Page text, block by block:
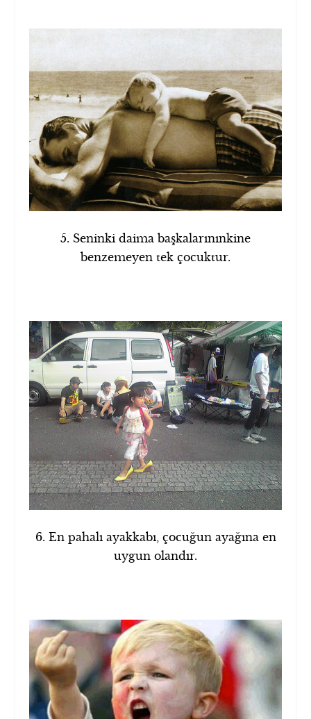
5. Seninki daima başkalarınınkine
benzemeyen tek çocuktur.
6. En pahalı ayakkabı, çocuğun ayağına en
uygun olandır.